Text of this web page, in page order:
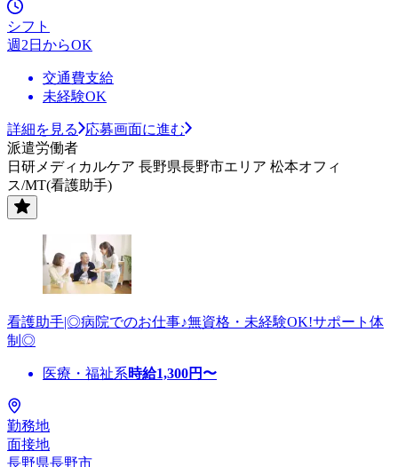
シフト
週2日からOK
交通費支給
未経験OK
詳細を見る
応募画面に進む
派遣労働者
日研メディカルケア 長野県長野市エリア 松本オフィ
ス/MT(看護助手)
看護助手|◎病院でのお仕事♪無資格・未経験OK!サポート体
制◎
医療・福祉系時給1,300円〜
勤務地
面接地
長野県長野市